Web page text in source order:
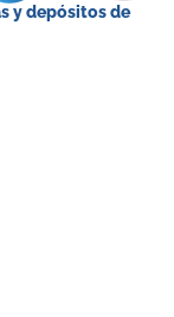
y depósitos de